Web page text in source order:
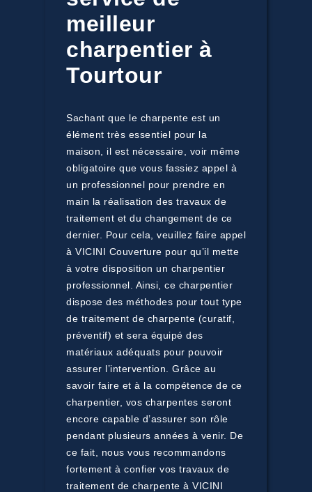
meilleur
charpentier à
Tourtour
Sachant que le charpente est un
élément très essentiel pour la
maison, il est nécessaire, voir même
obligatoire que vous fassiez appel à
un professionnel pour prendre en
main la réalisation des travaux de
traitement et du changement de ce
dernier. Pour cela, veuillez faire appel
à VICINI Couverture pour qu’il mette
à votre disposition un charpentier
professionnel. Ainsi, ce charpentier
dispose des méthodes pour tout type
de traitement de charpente (curatif,
préventif) et sera équipé des
matériaux adéquats pour pouvoir
assurer l’intervention. Grâce au
savoir faire et à la compétence de ce
charpentier, vos charpentes seront
encore capable d’assurer son rôle
pendant plusieurs années à venir. De
ce fait, nous vous recommandons
fortement à confier vos travaux de
traitement de charpente à VICINI